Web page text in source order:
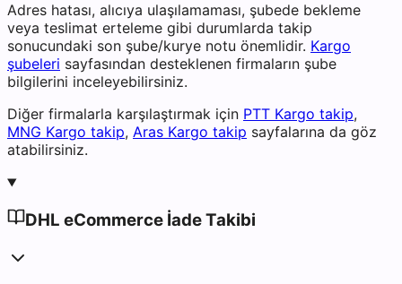
Adres hatası, alıcıya ulaşılamaması, şubede bekleme
veya teslimat erteleme gibi durumlarda takip
sonucundaki son şube/kurye notu önemlidir. Kargo
şubeleri sayfasından desteklenen firmaların şube
bilgilerini inceleyebilirsiniz.
Diğer firmalarla karşılaştırmak için PTT Kargo takip,
MNG Kargo takip, Aras Kargo takip sayfalarına da göz
atabilirsiniz.
DHL eCommerce İade Takibi